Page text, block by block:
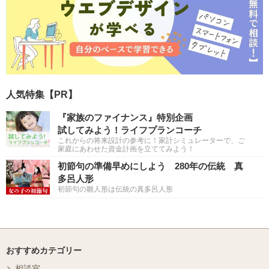
人気特集【PR】
『家族のファイナンス』特別企画
試してみよう！ライフプランコーチ
これからの将来設計の参考に！家計シミュレーターで、ご
家庭にあわせた資金計画を立ててみよう！
初節句の準備早めにしよう 280年の伝統 真
多呂人形
初節句の雛人形は伝統の真多呂人形
おすすめカテゴリー